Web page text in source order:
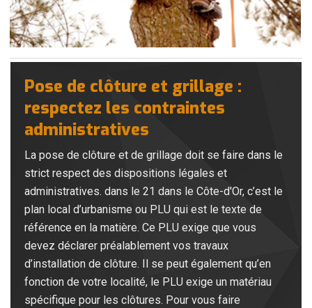
Pose de clôture et grillage :
respectez les contraintes
administratives
La pose de clôture et de grillage doit se faire dans le
strict respect des dispositions légales et
administratives. dans le 21 dans le Côte-d'Or, c’est le
plan local d’urbanisme ou PLU qui est le texte de
référence en la matière. Ce PLU exige que vous
devez déclarer préalablement vos travaux
d’installation de clôture. Il se peut également qu’en
fonction de votre localité, le PLU exige un matériau
spécifique pour les clôtures. Pour vous faire